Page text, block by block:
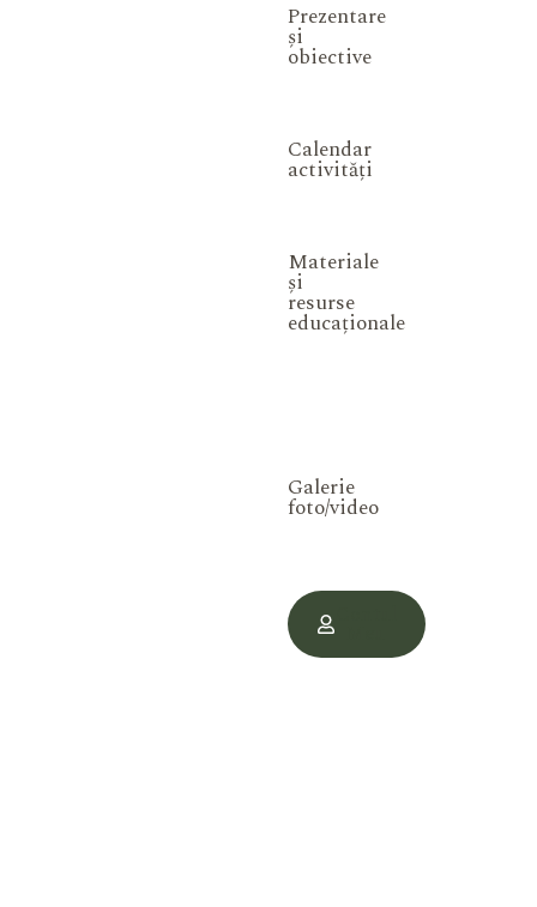
Prezentare
și
obiective
Calendar
activități
Materiale
și
resurse
educaționale
Galerie
foto/video